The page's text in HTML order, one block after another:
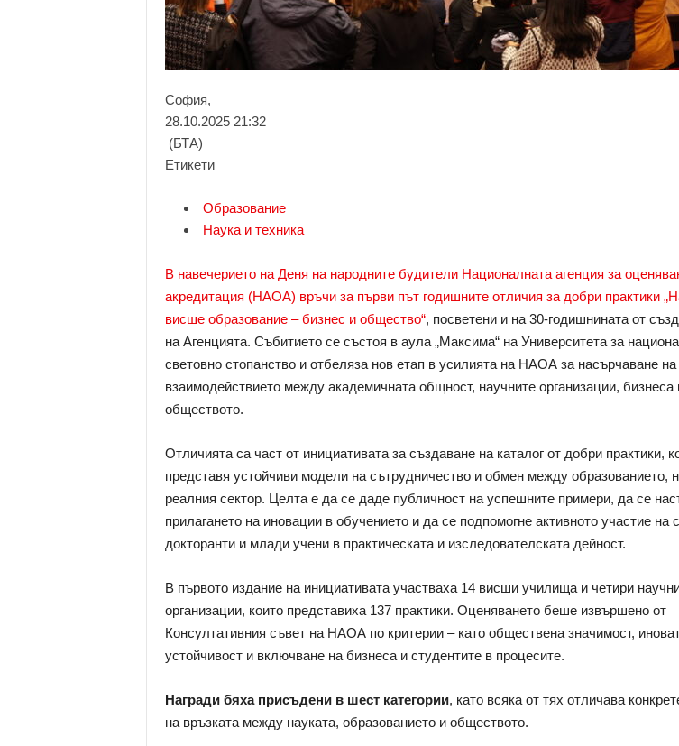
София,
28.10.2025 21:32
(БТА)
Етикети
Образование
Наука и техника
В навечерието на Деня на народните будители Националната агенция за
акредитация (НАОА) връчи за първи път годишните отличия за добри практики
висше образование – бизнес и общество“, посветени и на 30-годишнината от
на Агенцията. Събитието се състоя в аула „Максима“ на Университета за
световно стопанство и отбеляза нов етап в усилията на НАОА за насърчаване на
взаимодействието между академичната общност, научните организации, бизнеса
обществото.
Отличията са част от инициативата за създаване на каталог от добри практики,
представя устойчиви модели на сътрудничество и обмен между образованието,
реалния сектор. Целта е да се даде публичност на успешните примери, да се
прилагането на иновации в обучението и да се подпомогне активното участие на
докторанти и млади учени в практическата и изследователската дейност.
В първото издание на инициативата участваха 14 висши училища и четири
организации, които представиха 137 практики. Оценяването беше извършено от
Консултативния съвет на НАОА по критерии – като обществена значимост,
устойчивост и включване на бизнеса и студентите в процесите.
Награди бяха присъдени в шест категории, като всяка от тях отличава
на връзката между науката, образованието и обществото.